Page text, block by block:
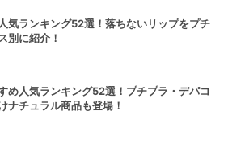
気ランキング52選！落ちないリップをプチ
別に紹介！
め人気ランキング52選！プチプラ・デパコ
ナチュラル商品も登場！